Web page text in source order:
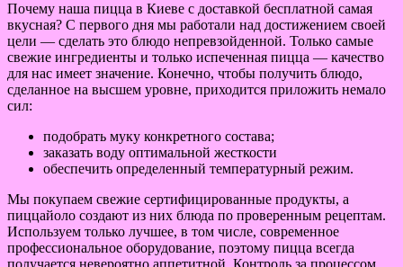
Почему наша пицца в Киеве с доставкой бесплатной самая
вкусная? С первого дня мы работали над достижением своей
цели — сделать это блюдо непревзойденной. Только самые
свежие ингредиенты и только испеченная пицца — качество
для нас имеет значение. Конечно, чтобы получить блюдо,
сделанное на высшем уровне, приходится приложить немало
сил:
подобрать муку конкретного состава;
заказать воду оптимальной жесткости
обеспечить определенный температурный режим.
Мы покупаем свежие сертифицированные продукты, а
пиццайоло создают из них блюда по проверенным рецептам.
Используем только лучшее, в том числе, современное
профессиональное оборудование, поэтому пицца всегда